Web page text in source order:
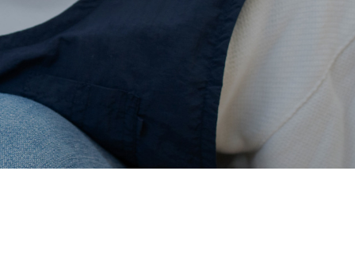
れ、厚生労働省の 【えるぼし認定(☆☆)】 を受けまし